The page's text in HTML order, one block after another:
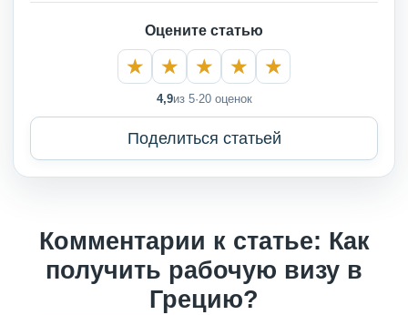
Оцените статью
4,9из 5·20 оценок
Поделиться статьей
Комментарии к статье: Как
получить рабочую визу в
Грецию?